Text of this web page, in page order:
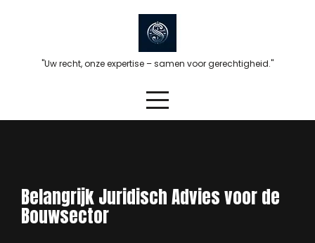
"Uw recht, onze expertise – samen voor gerechtigheid."
Belangrijk Juridisch Advies voor de
Bouwsector